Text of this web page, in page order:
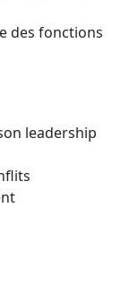
des fonctions
leadership